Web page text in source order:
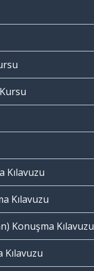
Kılavuzu
Kılavuzu
Konuşma Kılavuzu
Kılavuzu